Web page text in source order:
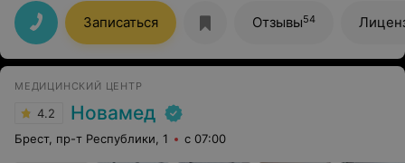
Записаться Отзывы54
МЕДИЦИНСКИЙ ЦЕНТР
4.2 Новамед
Брест, пр-т Республики, 1 с 07:00